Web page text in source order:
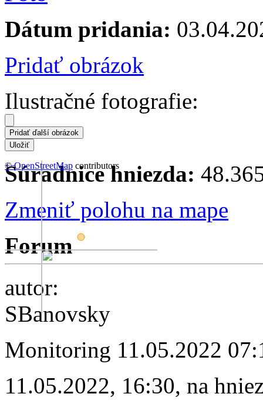
Dátum pridania:
Pridať obrázok
Ilustračné fotografie:
+−
©OpenStreetMap contributors
Súradnice hniezda:
Zmeniť polohu na mape
Forum
autor:
SBanovsky
Monitoring 11.05.2022
11.05.2022, 16:30, na